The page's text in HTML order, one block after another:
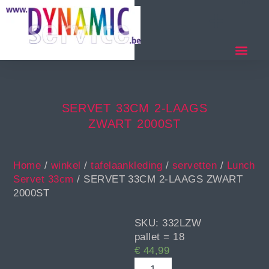
SERVET 33CM 2-LAAGS
ZWART 2000ST
Home / winkel /tafelaankleding / servetten / Lunch
Servet 33cm / SERVET 33CM 2-LAAGS ZWART
2000ST
SKU: 332LZW
pallet = 18
€ 44,99